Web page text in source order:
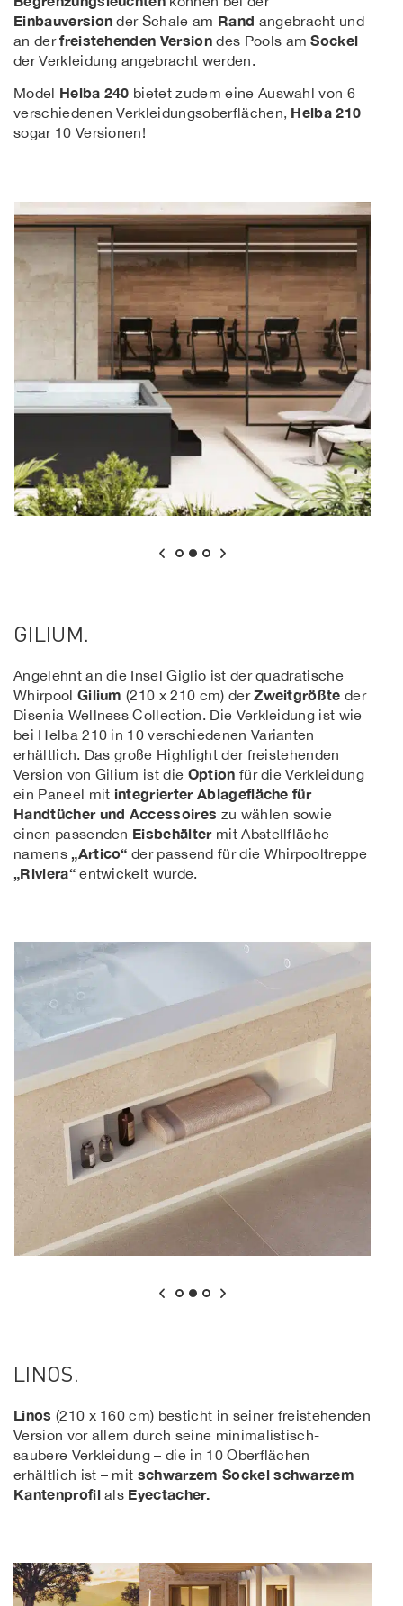
Einbauversion der Schale am Rand angebracht und
an derfreistehenden Versiondes Pools amSockel
der Verkleidung angebracht werden.
Model Helba 240 bietet zudem eine Auswahl von 6
verschiedenen Verkleidungsoberflächen, Helba 210
sogar 10 Versionen!
GILIUM.
Angelehnt an die Insel Giglio ist der quadratische
Whirpool Gilium (210 x 210 cm) derZweitgrößte der
Disenia Wellness Collection. Die Verkleidung ist wie
bei Helba 210 in 10 verschiedenen Varianten
erhältlich. Das große Highlight der freistehenden
Version von Gilium ist die Option für die Verkleidung
ein Paneel mit integrierter Ablagefläche für
Handtücher und Accessoires zu wählen sowie
einen passenden Eisbehältermit Abstellfläche
namens„Artico“der passend für die Whirpooltreppe
„Riviera“entwickelt wurde.
LINOS.
Linos (210 x 160 cm) besticht in seiner freistehenden
Version vor allem durch seine minimalistisch-
saubere Verkleidung – die in 10 Oberflächen
erhältlich ist – mit schwarzem Sockel schwarzem
Kantenprofilals Eyectacher.